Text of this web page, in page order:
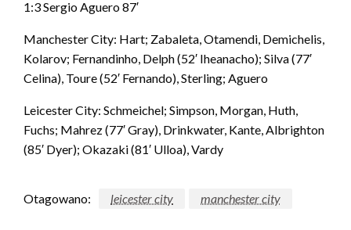
1:3 Sergio Aguero 87′
Manchester City: Hart; Zabaleta, Otamendi, Demichelis,
Kolarov; Fernandinho, Delph (52′ Iheanacho); Silva (77′
Celina), Toure (52′ Fernando), Sterling; Aguero
Leicester City: Schmeichel; Simpson, Morgan, Huth,
Fuchs; Mahrez (77′ Gray), Drinkwater, Kante, Albrighton
(85′ Dyer); Okazaki (81′ Ulloa), Vardy
Otagowano: leicester city manchester city